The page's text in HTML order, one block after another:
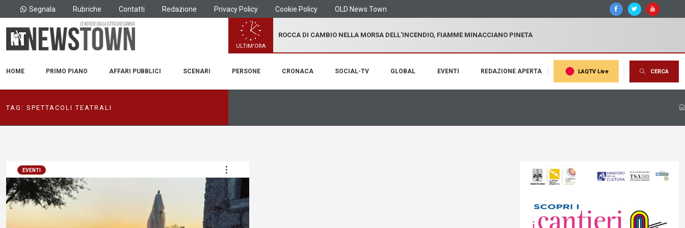
Segnala Rubriche Contatti Redazione Privacy Policy Cookie Policy OLD News Town
ULTIM'ORA
ROCCA DI CAMBIO NELLA MORSA DELL'INCENDIO, FIAMME MINACCIANO PINETA
HOME PRIMO PIANO AFFARI PUBBLICI SCENARI PERSONE CRONACA SOCIAL-TV GLOBAL EVENTI REDAZIONE APERTA LAQTV Live CERCA
TAG: SPETTACOLI TEATRALI
EVENTI